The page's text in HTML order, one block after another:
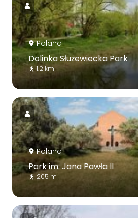
Poland
Dolinka Służewiecka Park
1.2 km
Poland
Park im. Jana Pawła II
205 m